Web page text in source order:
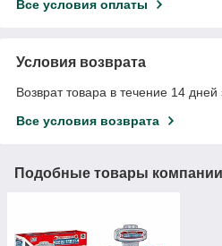
Все условия оплаты
Условия возврата
Возврат товара в течение 14 дней
Все условия возврата
Подобные товары компании